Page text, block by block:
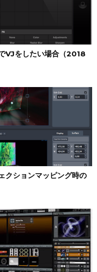
をしたい場合（2018
ションマッピング時の